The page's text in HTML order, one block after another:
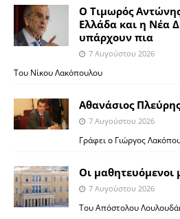
Ο Τιμωρός
Ελλάδα και η Νέα
υπάρχουν πια
7 Αυγούστου 2026
Του Νίκου Λακόπουλου
Αθανάσιος
7 Αυγούστου 2026
Γράφει ο Γιώργος
Οι μαθητευόμενοι
7 Αυγούστου 2026
Του Απόστολου